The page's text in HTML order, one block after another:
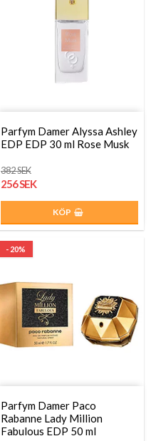
Parfym Damer Alyssa Ashley
EDP EDP 30 ml Rose Musk
382 SEK
256 SEK
KÖP
- 20%
Parfym Damer Paco
Rabanne Lady Million
Fabulous EDP 50 ml